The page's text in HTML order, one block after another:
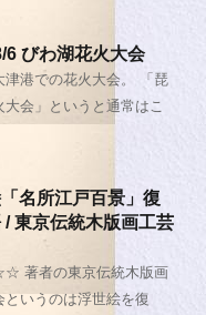
6 びわ湖花火大会
津港での花火大会。 「琵
大会」というと通常はこ
名所江戸百景」復
/ 東京伝統木版画工芸
者の東京伝統木版画
というのは浮世絵を復